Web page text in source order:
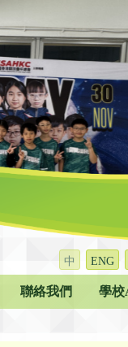
中 ENG
聯絡我們 學校